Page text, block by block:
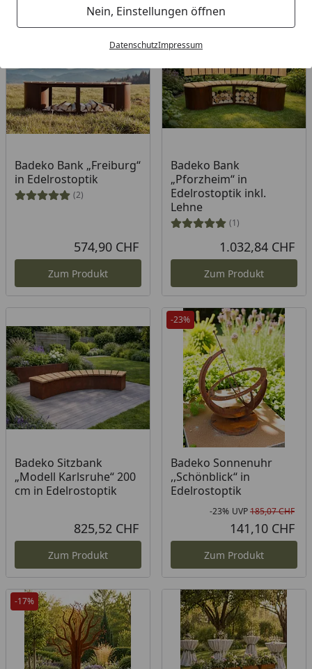
Nein, Einstellungen öffnen
DatenschutzImpressum
Badeko Bank „Freiburg“
in Edelrostoptik
(2)
574,90 CHF
Zum Produkt
Badeko Bank
„Pforzheim“ in
Edelrostoptik inkl.
Lehne
(1)
1.032,84 CHF
Zum Produkt
Badeko Sitzbank
„Modell Karlsruhe“ 200
cm in Edelrostoptik
825,52 CHF
Zum Produkt
-23%
Badeko Sonnenuhr
,,Schönblick“ in
Edelrostoptik
-23% UVP185,07 CHF
141,10 CHF
Zum Produkt
-17%